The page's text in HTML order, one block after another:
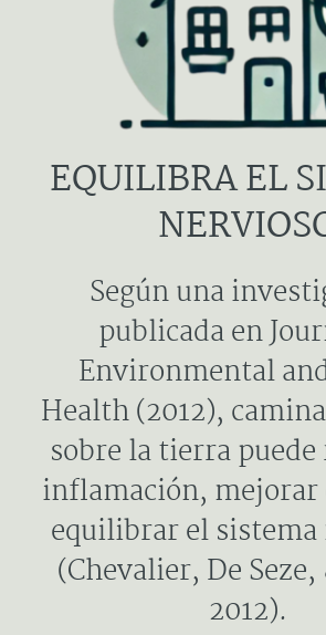
EQUILIBRA EL
Según una
publicada en
Environmental
Health (2012),
sobre la tierra
inflamación, mejorar
equilibrar el sistema
(Chevalier, De
2012).